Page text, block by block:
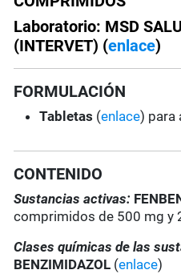
Laboratorio: MSD
(INTERVET) (enlace)
FORMULACIÓN
Tabletas (enlace) para
CONTENIDO
Sustancias activas:
comprimidos de 500 mg y
Clases químicas de las
BENZIMIDAZOL (enlace)